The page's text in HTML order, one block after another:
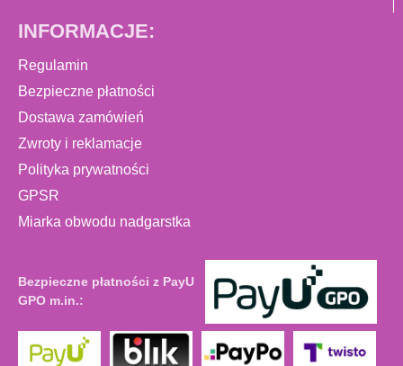
INFORMACJE:
Regulamin
Bezpieczne płatności
Dostawa zamówień
Zwroty i reklamacje
Polityka prywatności
GPSR
Miarka obwodu nadgarstka
Bezpieczne płatności z PayU
GPO m.in.: